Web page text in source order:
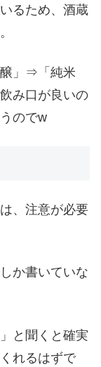
るため、酒蔵
」⇒「純米
み口が良いの
のでw
、注意が必要
か書いていな
と聞くと確実
れるはずで